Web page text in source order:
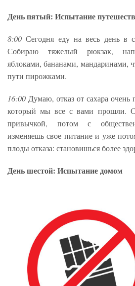
День пятый: Испытание
8:00 Сегодня еду на весь день в
Собираю тяжелый рюкзак,
яблоками, бананами, мандаринами,
пути пирожками.
16:00 Думаю, отказ от сахара очень
который мы все с вами прошли.
привычкой, потом с
изменяешь свое питание и уже
плоды отказа: становишься более
День шестой: Испытание домом